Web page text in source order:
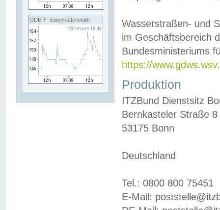
ODER - Eisenhüttenstadt
Wasserstraßen- und
im Geschäftsbereich
Bundesministeriums
https://
Produktion
ITZBund Dienstsitz
Bernkasteler Straße 8
53175 Bonn
Deutschland
Tel.: 0800 800 75451
E-Mail: